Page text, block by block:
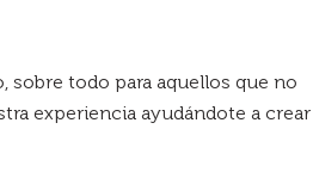
sobre todo para aquellos que no
experiencia ayudándote a crear